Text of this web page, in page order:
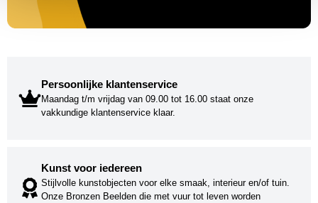
Persoonlijke klantenservice
Maandag t/m vrijdag van 09.00 tot 16.00 staat onze
vakkundige klantenservice klaar.
Kunst voor iedereen
Stijlvolle kunstobjecten voor elke smaak, interieur en/of tuin.
Onze Bronzen Beelden die met vuur tot leven worden